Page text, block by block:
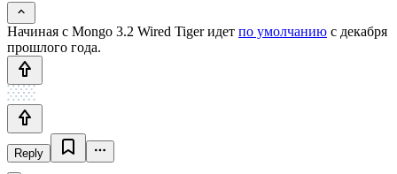
Начиная с Mongo 3.2 Wired Tiger идет по умолчанию с декабря
прошлого года.
Reply